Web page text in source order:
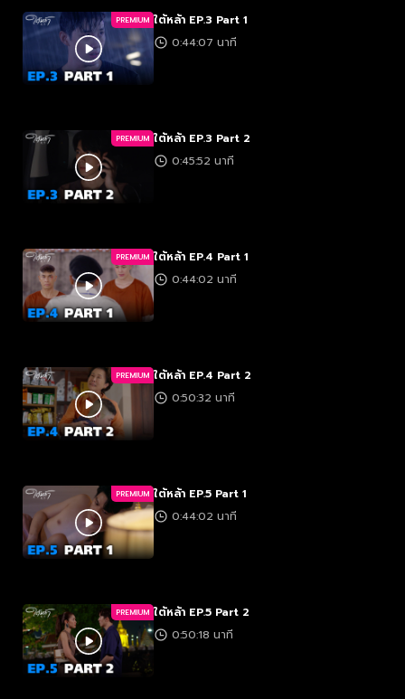
PREMIUM ใต้หล้า EP.3 Part 1
0:44:07 นาที
PREMIUM ใต้หล้า EP.3 Part 2
0:45:52 นาที
PREMIUM ใต้หล้า EP.4 Part 1
0:44:02 นาที
PREMIUM ใต้หล้า EP.4 Part 2
0:50:32 นาที
PREMIUM ใต้หล้า EP.5 Part 1
0:44:02 นาที
PREMIUM ใต้หล้า EP.5 Part 2
0:50:18 นาที